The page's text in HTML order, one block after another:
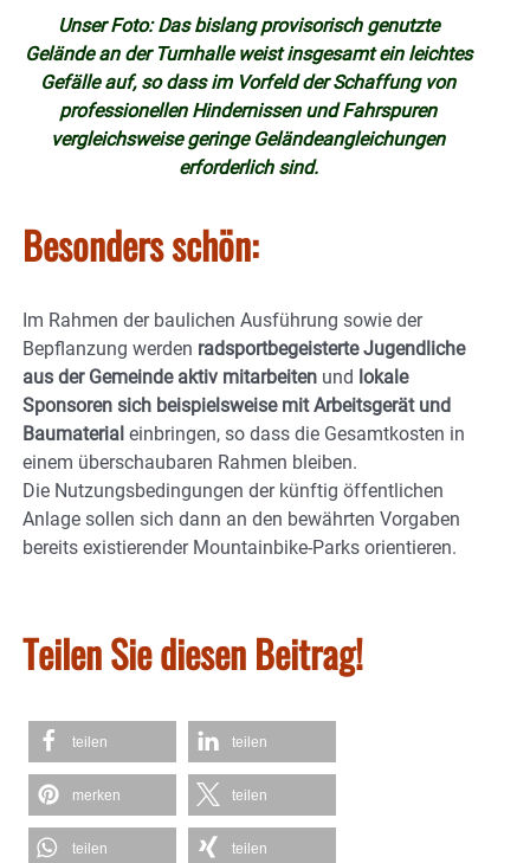
Unser Foto: Das bislang provisorisch genutzte
Gelände an der Turnhalle weist insgesamt ein leichtes
Gefälle auf, so dass im Vorfeld der Schaffung von
professionellen Hindernissen und Fahrspuren
vergleichsweise geringe Geländeangleichungen
erforderlich sind.
Besonders schön:
Im Rahmen der baulichen Ausführung sowie der
Bepflanzung werden radsportbegeisterte Jugendliche
aus der Gemeinde aktiv mitarbeiten und lokale
Sponsoren sich beispielsweise mit Arbeitsgerät und
Baumaterial einbringen, so dass die Gesamtkosten in
einem überschaubaren Rahmen bleiben.
Die Nutzungsbedingungen der künftig öffentlichen
Anlage sollen sich dann an den bewährten Vorgaben
bereits existierender Mountainbike-Parks orientieren.
Teilen Sie diesen Beitrag!
teilen teilen
merken teilen
teilen teilen